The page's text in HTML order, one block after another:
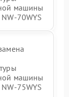
машины
70WYS
машины
75WYS